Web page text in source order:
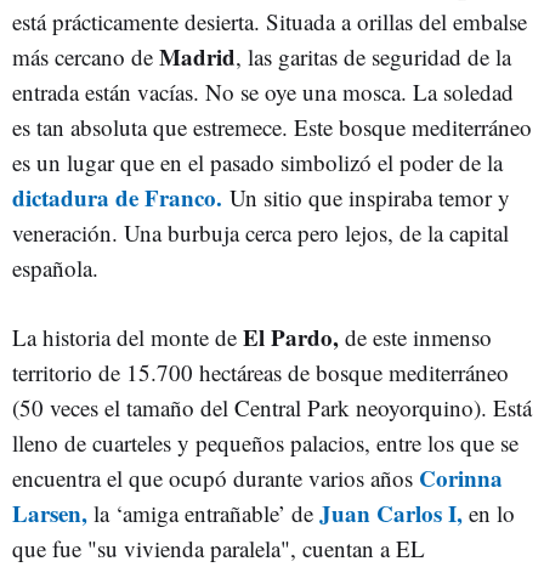
está prácticamente desierta. Situada a orillas del embalse
más cercano de Madrid, las garitas de seguridad de la
entrada están vacías. No se oye una mosca. La soledad
es tan absoluta que estremece. Este bosque mediterráneo
es un lugar que en el pasado simbolizó el poder de la
dictadura de Franco. Un sitio que inspiraba temor y
veneración. Una burbuja cerca pero lejos, de la capital
española.
La historia del monte de El Pardo, de este inmenso
territorio de 15.700 hectáreas de bosque mediterráneo
(50 veces el tamaño del Central Park neoyorquino). Está
lleno de cuarteles y pequeños palacios, entre los que se
encuentra el que ocupó durante varios años Corinna
Larsen, la ‘amiga entrañable’ de Juan Carlos I, en lo
que fue "su vivienda paralela", cuentan a EL